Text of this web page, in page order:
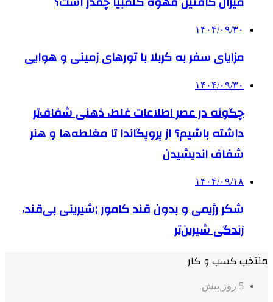
۱۴۰۴/۰۹/۳۰
مزایای سفر به کربلا با تورهای زمینی و هوایی
۱۴۰۴/۰۹/۳۰
چگونه در عصر اطلاعات غلط، ذهنی شفاف‌تر
داشته باشیم؟ از پروپگاندا تا مغلطه‌ها و هنر
شفاف اندیشیدن
۱۴۰۴/۰۹/۱۸
شکر رژیمی و بدون قند کامور ;شیرینی بی‌قند،
زندگی شیرین‌تر
منتخب کسب و کار
5 روز پیش